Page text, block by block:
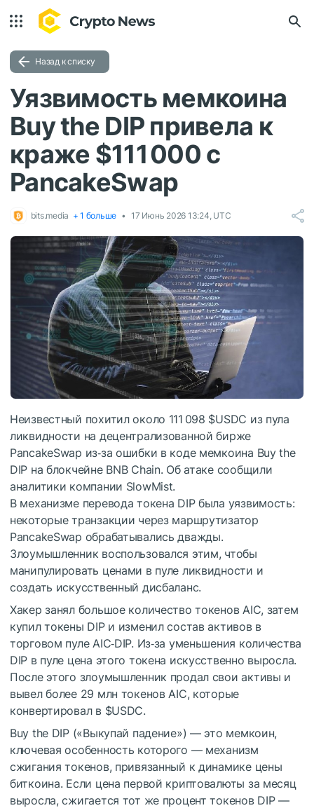
Назад к списку
Уязвимость мемкоина
Buy the DIP привела к
краже $111 000 с
PancakeSwap
bits.media + 1 больше 17 Июнь 2026 13:24, UTC
Неизвестный похитил около 111 098 $USDC из пула
ликвидности на децентрализованной бирже
PancakeSwap из‑за ошибки в коде мемкоина Buy the
DIP на блокчейне BNB Chain. Об атаке сообщили
аналитики компании SlowMist.
В механизме перевода токена DIP была уязвимость:
некоторые транзакции через маршрутизатор
PancakeSwap обрабатывались дважды.
Злоумышленник воспользовался этим, чтобы
манипулировать ценами в пуле ликвидности и
создать искусственный дисбаланс.
Хакер занял большое количество токенов AIC, затем
купил токены DIP и изменил состав активов в
торговом пуле AIC‑DIP. Из‑за уменьшения количества
DIP в пуле цена этого токена искусственно выросла.
После этого злоумышленник продал свои активы и
вывел более 29 млн токенов AIC, которые
конвертировал в $USDC.
Buy the DIP («Выкупай падение») — это мемкоин,
ключевая особенность которого — механизм
сжигания токенов, привязанный к динамике цены
биткоина. Если цена первой криптовалюты за месяц
выросла, сжигается тот же процент токенов DIP —